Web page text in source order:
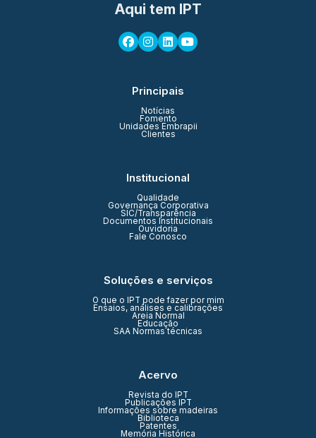
Aqui tem IPT
Principais
Notícias
Fomento
Unidades Embrapii
Clientes
Institucional
Qualidade
Governança Corporativa
SIC/Transparência
Documentos Institucionais
Ouvidoria
Fale Conosco
Soluções e serviços
O que o IPT pode fazer por mim
Ensaios, análises e calibrações
Areia Normal
Educação
SAA Normas técnicas
Acervo
Revista do IPT
Publicações IPT
Informações sobre madeiras
Biblioteca
Patentes
Memória Histórica